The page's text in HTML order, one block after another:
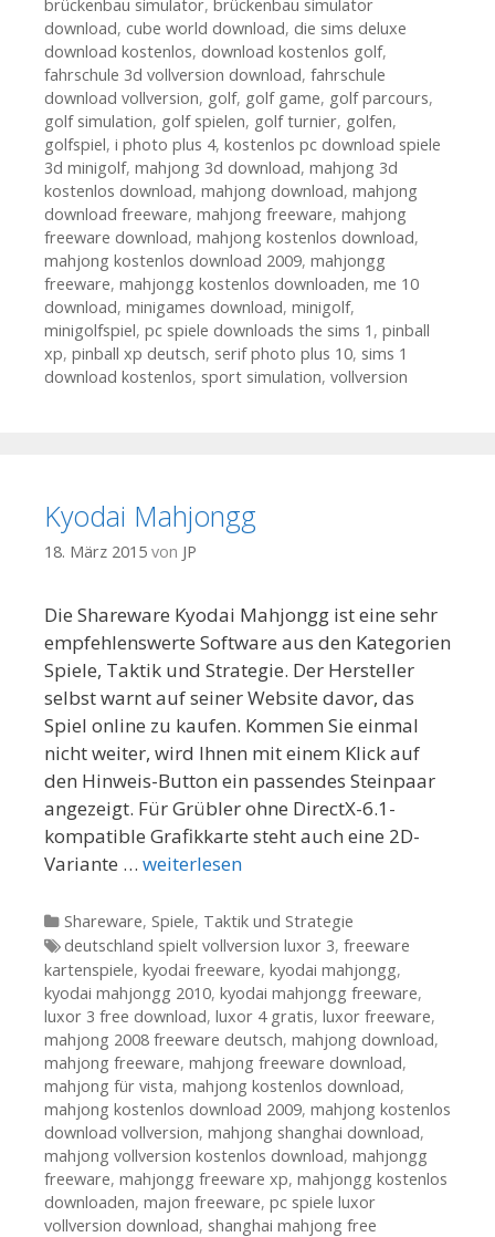
brückenbau simulator, brückenbau simulator
download, cube world download, die sims deluxe
download kostenlos, download kostenlos golf,
fahrschule 3d vollversion download, fahrschule
download vollversion, golf, golf game, golf parcours,
golf simulation, golf spielen, golf turnier, golfen,
golfspiel, i photo plus 4, kostenlos pc download spiele
3d minigolf, mahjong 3d download, mahjong 3d
kostenlos download, mahjong download, mahjong
download freeware, mahjong freeware, mahjong
freeware download, mahjong kostenlos download,
mahjong kostenlos download 2009, mahjongg
freeware, mahjongg kostenlos downloaden, me 10
download, minigames download, minigolf,
minigolfspiel, pc spiele downloads the sims 1 , pinball
xp, pinball xp deutsch, serif photo plus 10, sims 1
download kostenlos, sport simulation, vollversion
Kyodai Mahjongg
18. März 2015 von JP
Die Shareware Kyodai Mahjongg ist eine sehr
empfehlenswerte Software aus den Kategorien
Spiele, Taktik und Strategie. Der Hersteller
selbst warnt auf seiner Website davor, das
Spiel online zu kaufen. Kommen Sie einmal
nicht weiter, wird Ihnen mit einem Klick auf
den Hinweis-Button ein passendes Steinpaar
angezeigt. Für Grübler ohne DirectX-6.1-
kompatible Grafikkarte steht auch eine 2D-
Variante … weiterlesen
Kategorien
Shareware, Spiele, Taktik und Strategie
Tags
deutschland spielt vollversion luxor 3, freeware
kartenspiele, kyodai freeware, kyodai mahjongg,
kyodai mahjongg 2010, kyodai mahjongg freeware,
luxor 3 free download, luxor 4 gratis, luxor freeware,
mahjong 2008 freeware deutsch, mahjong download,
mahjong freeware, mahjong freeware download,
mahjong für vista, mahjong kostenlos download,
mahjong kostenlos download 2009, mahjong kostenlos
download vollversion, mahjong shanghai download,
mahjong vollversion kostenlos download, mahjongg
freeware, mahjongg freeware xp, mahjongg kostenlos
downloaden, majon freeware, pc spiele luxor
vollversion download, shanghai mahjong free